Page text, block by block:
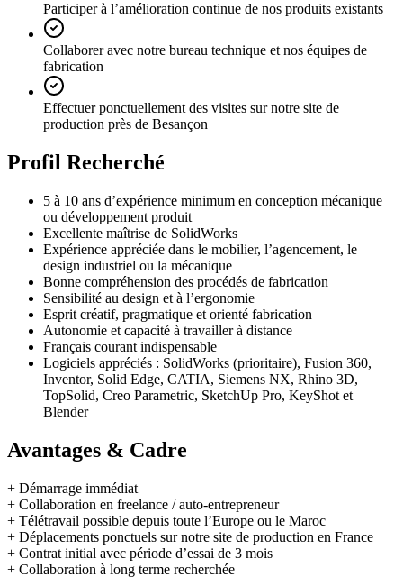
Participer à l’amélioration continue de nos produits existants
Collaborer avec notre bureau technique et nos équipes de
fabrication
Effectuer ponctuellement des visites sur notre site de
production près de Besançon
Profil Recherché
5 à 10 ans d’expérience minimum en conception mécanique
ou développement produit
Excellente maîtrise de SolidWorks
Expérience appréciée dans le mobilier, l’agencement, le
design industriel ou la mécanique
Bonne compréhension des procédés de fabrication
Sensibilité au design et à l’ergonomie
Esprit créatif, pragmatique et orienté fabrication
Autonomie et capacité à travailler à distance
Français courant indispensable
Logiciels appréciés : SolidWorks (prioritaire), Fusion 360,
Inventor, Solid Edge, CATIA, Siemens NX, Rhino 3D,
TopSolid, Creo Parametric, SketchUp Pro, KeyShot et
Blender
Avantages & Cadre
+ Démarrage immédiat
+ Collaboration en freelance / auto-entrepreneur
+ Télétravail possible depuis toute l’Europe ou le Maroc
+ Déplacements ponctuels sur notre site de production en France
+ Contrat initial avec période d’essai de 3 mois
+ Collaboration à long terme recherchée